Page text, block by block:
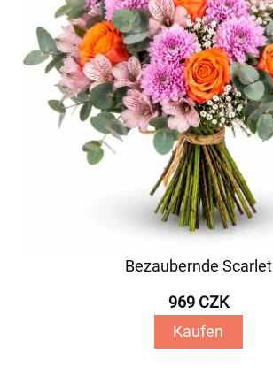
Bezaubernde Scarlet
969 CZK
Kaufen